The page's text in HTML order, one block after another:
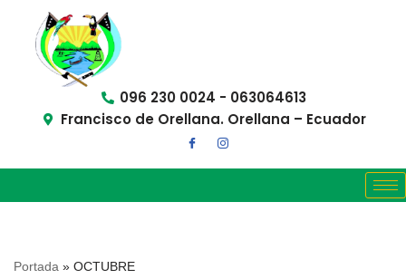
Saltar
contenido
096 230 0024 - 063064613
Francisco de Orellana. Orellana – Ecuador
Portada » OCTUBRE